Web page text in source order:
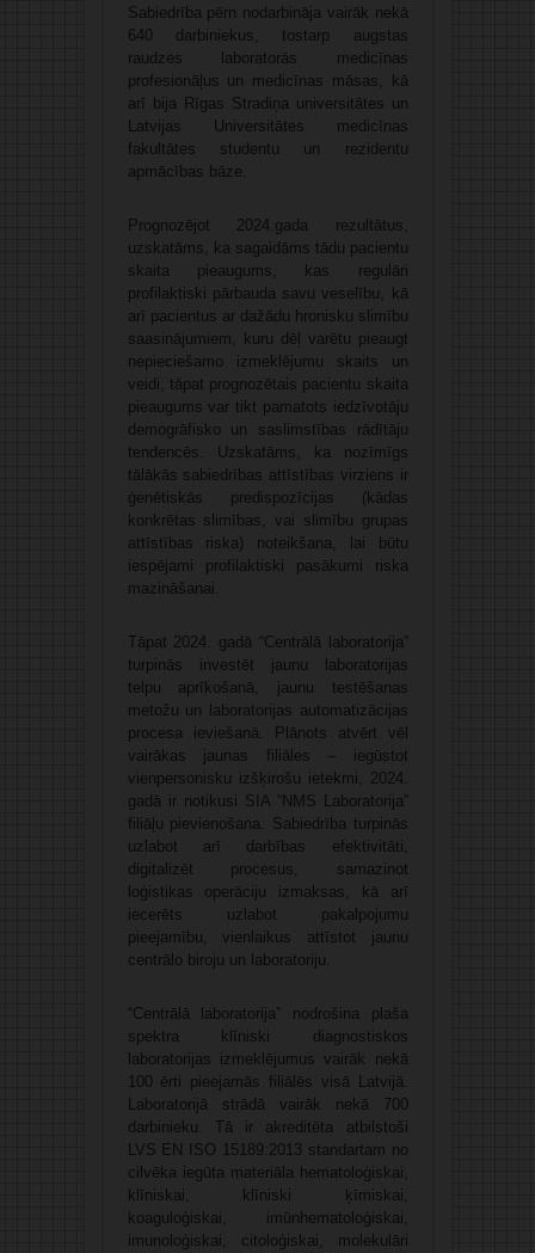
Sabiedrība pērn nodarbināja vairāk nekā
640 darbiniekus, tostarp augstas
raudzes laboratorās medicīnas
profesionāļus un medicīnas māsas, kā
arī bija Rīgas Stradiņa universitātes un
Latvijas Universitātes medicīnas
fakultātes studentu un rezidentu
apmācības bāze.
Prognozējot 2024.gada rezultātus,
uzskatāms, ka sagaidāms tādu pacientu
skaita pieaugums, kas regulāri
profilaktiski pārbauda savu veselību, kā
arī pacientus ar dažādu hronisku slimību
saasinājumiem, kuru dēļ varētu pieaugt
nepieciešamo izmeklējumu skaits un
veidi, tāpat prognozētais pacientu skaita
pieaugums var tikt pamatots iedzīvotāju
demogrāfisko un saslimstības rādītāju
tendencēs. Uzskatāms, ka nozīmīgs
tālākās sabiedrības attīstības virziens ir
ģenētiskās predispozīcijas (kādas
konkrētas slimības, vai slimību grupas
attīstības riska) noteikšana, lai būtu
iespējami profilaktiski pasākumi riska
mazināšanai.
Tāpat 2024. gadā “Centrālā laboratorija”
turpinās investēt jaunu laboratorijas
telpu aprīkošanā, jaunu testēšanas
metožu un laboratorijas automatizācijas
procesa ieviešanā. Plānots atvērt vēl
vairākas jaunas filiāles – iegūstot
vienpersonisku izšķirošu ietekmi, 2024.
gadā ir notikusi SIA “NMS Laboratorija”
filiāļu pievienošana. Sabiedrība turpinās
uzlabot arī darbības efektivitāti,
digitalizēt procesus, samazinot
loģistikas operāciju izmaksas, kā arī
iecerēts uzlabot pakalpojumu
pieejamību, vienlaikus attīstot jaunu
centrālo biroju un laboratoriju.
“Centrālā laboratorija” nodrošina plaša
spektra klīniski diagnostiskos
laboratorijas izmeklējumus vairāk nekā
100 ērti pieejamās filiālēs visā Latvijā.
Laboratorijā strādā vairāk nekā 700
darbinieku. Tā ir akreditēta atbilstoši
LVS EN ISO 15189:2013 standartam no
cilvēka iegūta materiāla hematoloģiskai,
klīniskai, klīniski ķīmiskai,
koaguloģiskai, imūnhematoloģiskai,
imunoloģiskai, citoloģiskai, molekulāri